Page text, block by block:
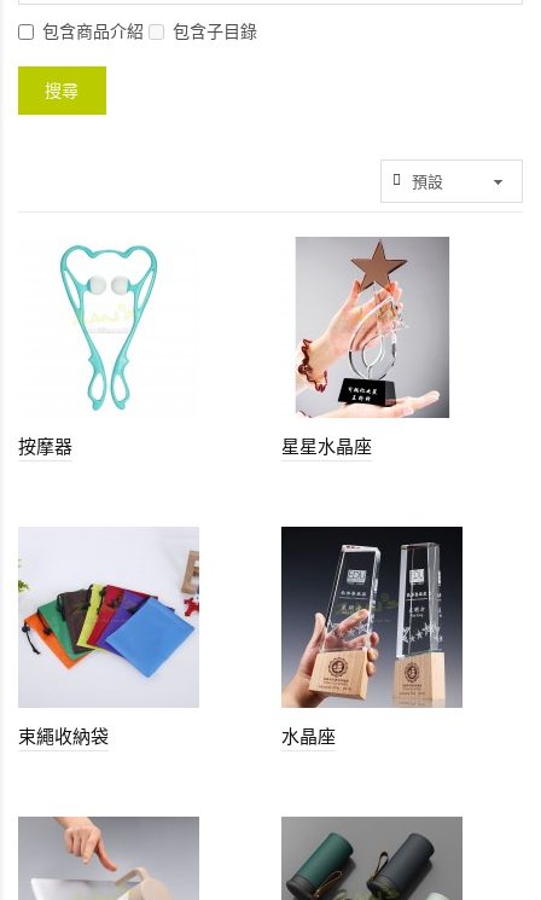
包含商品介紹 包含子目錄
按摩器 星星水晶座
束繩收納袋 水晶座